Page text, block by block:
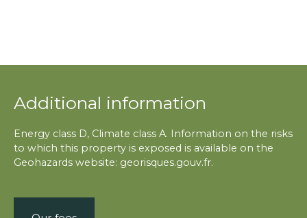
Additional information
Energy class D, Climate class A. Information on the risks
to which this property is exposed is available on the
Geohazards website: georisques.gouv.fr.